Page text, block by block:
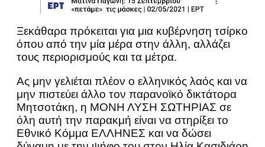
Ξεκάθαρα πρόκειται για μια κυβέρνηση τσίρκο
όπου από την μία μέρα στην άλλη, αλλάζει
τους περιορισμούς και τα μέτρα.
Ας μην γελιέται πλέον ο ελληνικός λαός και να
μην πιστεύει άλλο τον παρανοϊκό δικτάτορα
Μητσοτάκη, η ΜΟΝΗ ΛΥΣΗ ΣΩΤΗΡΙΑΣ σε
όλη αυτή την παρακμή είναι να στηρίξει το
Εθνικό Κόμμα ΕΛΛΗΝΕΣ και να δώσει